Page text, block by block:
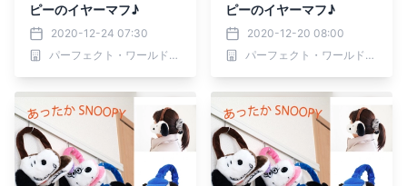
ピーのイヤーマフ♪
2020-12-24 07:30
パーフェクト・ワールド株式会社
ピーのイヤーマフ♪
2020-12-20 08:00
パーフェクト・ワールド株式会社